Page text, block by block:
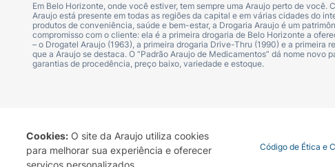
Cookies: O site da Araujo utiliza cookies
para melhorar sua experiência e oferecer
serviços personalizados.
Em Belo Horizonte, onde você estiver, tem sempre uma Araujo perto de
Araujo está presente em todas as regiões da capital e em várias cidades do
produtos de conveniência, saúde e bem-estar, a Drogaria Araujo é um
compromisso com o cliente: ela é a primeira drogaria de Belo Horizonte a
– o Drogatel Araujo (1963), a primeira drogaria Drive-Thru (1990) e a primeira
que a Araujo se destaca. O “Padrão Araujo de Medicamentos” dá nome
garantias de procedência, preço baixo, variedade e estoque.
Termo de Uso Portal da Privacidade Covid-19 Código de Ética e